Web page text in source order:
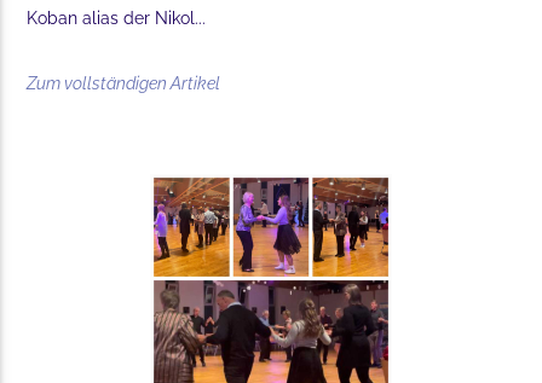
Koban alias der Nikol...
Zum vollständigen Artikel